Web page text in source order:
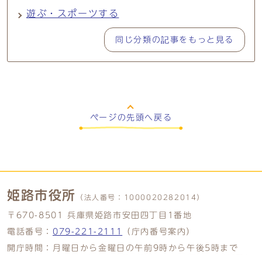
遊ぶ・スポーツする
同じ分類の記事をもっと見る
ページの先頭へ戻る
姫路市役所 （法人番号： 1000020282014）
〒670-8501 兵庫県姫路市安田四丁目1番地
電話番号： 079-221-2111
（庁内番号案内）
開庁時間：月曜日から金曜日の午前9時から午後5時まで